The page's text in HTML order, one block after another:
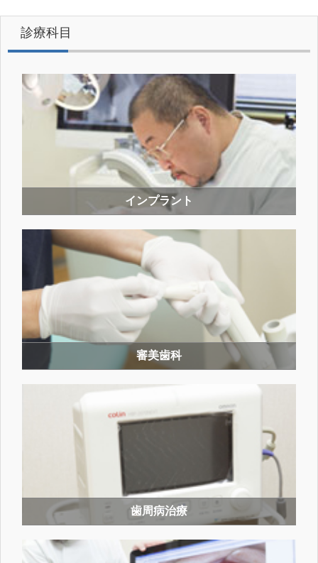
診療科目
インプラント
審美歯科
歯周病治療